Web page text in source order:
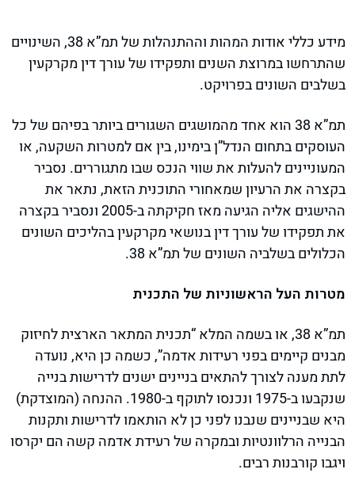
מידע כללי אודות המהות וההתנהלות של תמ”א 38, השינויים
שהתרחשו במרוצת השנים ותפקידו של עורך דין מקרקעין
בשלבים השונים בפרויקט.
תמ”א 38 הוא אחד מהמושגים השגורים ביותר בפיהם של כל
העוסקים בתחום הנדל”ן בימינו, בין אם למטרות השקעה, או
המעוניינים להעלות את שווי הנכס שבו מתגוררים. נסביר
בקצרה את הרעיון שמאחורי התוכנית הזאת, נתאר את
ההישגים אליה הגיעה מאז חקיקתה ב-2005 ונסביר בקצרה
את תפקידו של עורך דין בנושאי מקרקעין בהליכים השונים
הכלולים בשלביה השונים של תמ”א 38.
מטרות העל הראשוניות של התכנית
תמ”א 38, או בשמה המלא “תכנית המתאר הארצית לחיזוק
מבנים קיימים בפני רעידות אדמה”, כשמה כן היא, נועדה
לתת מענה לצורך להתאים בניינים ישנים לדרישות בנייה
שנקבעו ב-1975 ונכנסו לתוקף ב-1980. ההנחה (המוצדקת)
היא שבניינים שנבנו לפני כן לא הותאמו לדרישות ותקנות
הבנייה הרלוונטיות ובמקרה של רעידת אדמה קשה הם יקרסו
ויגבו קורבנות רבים.